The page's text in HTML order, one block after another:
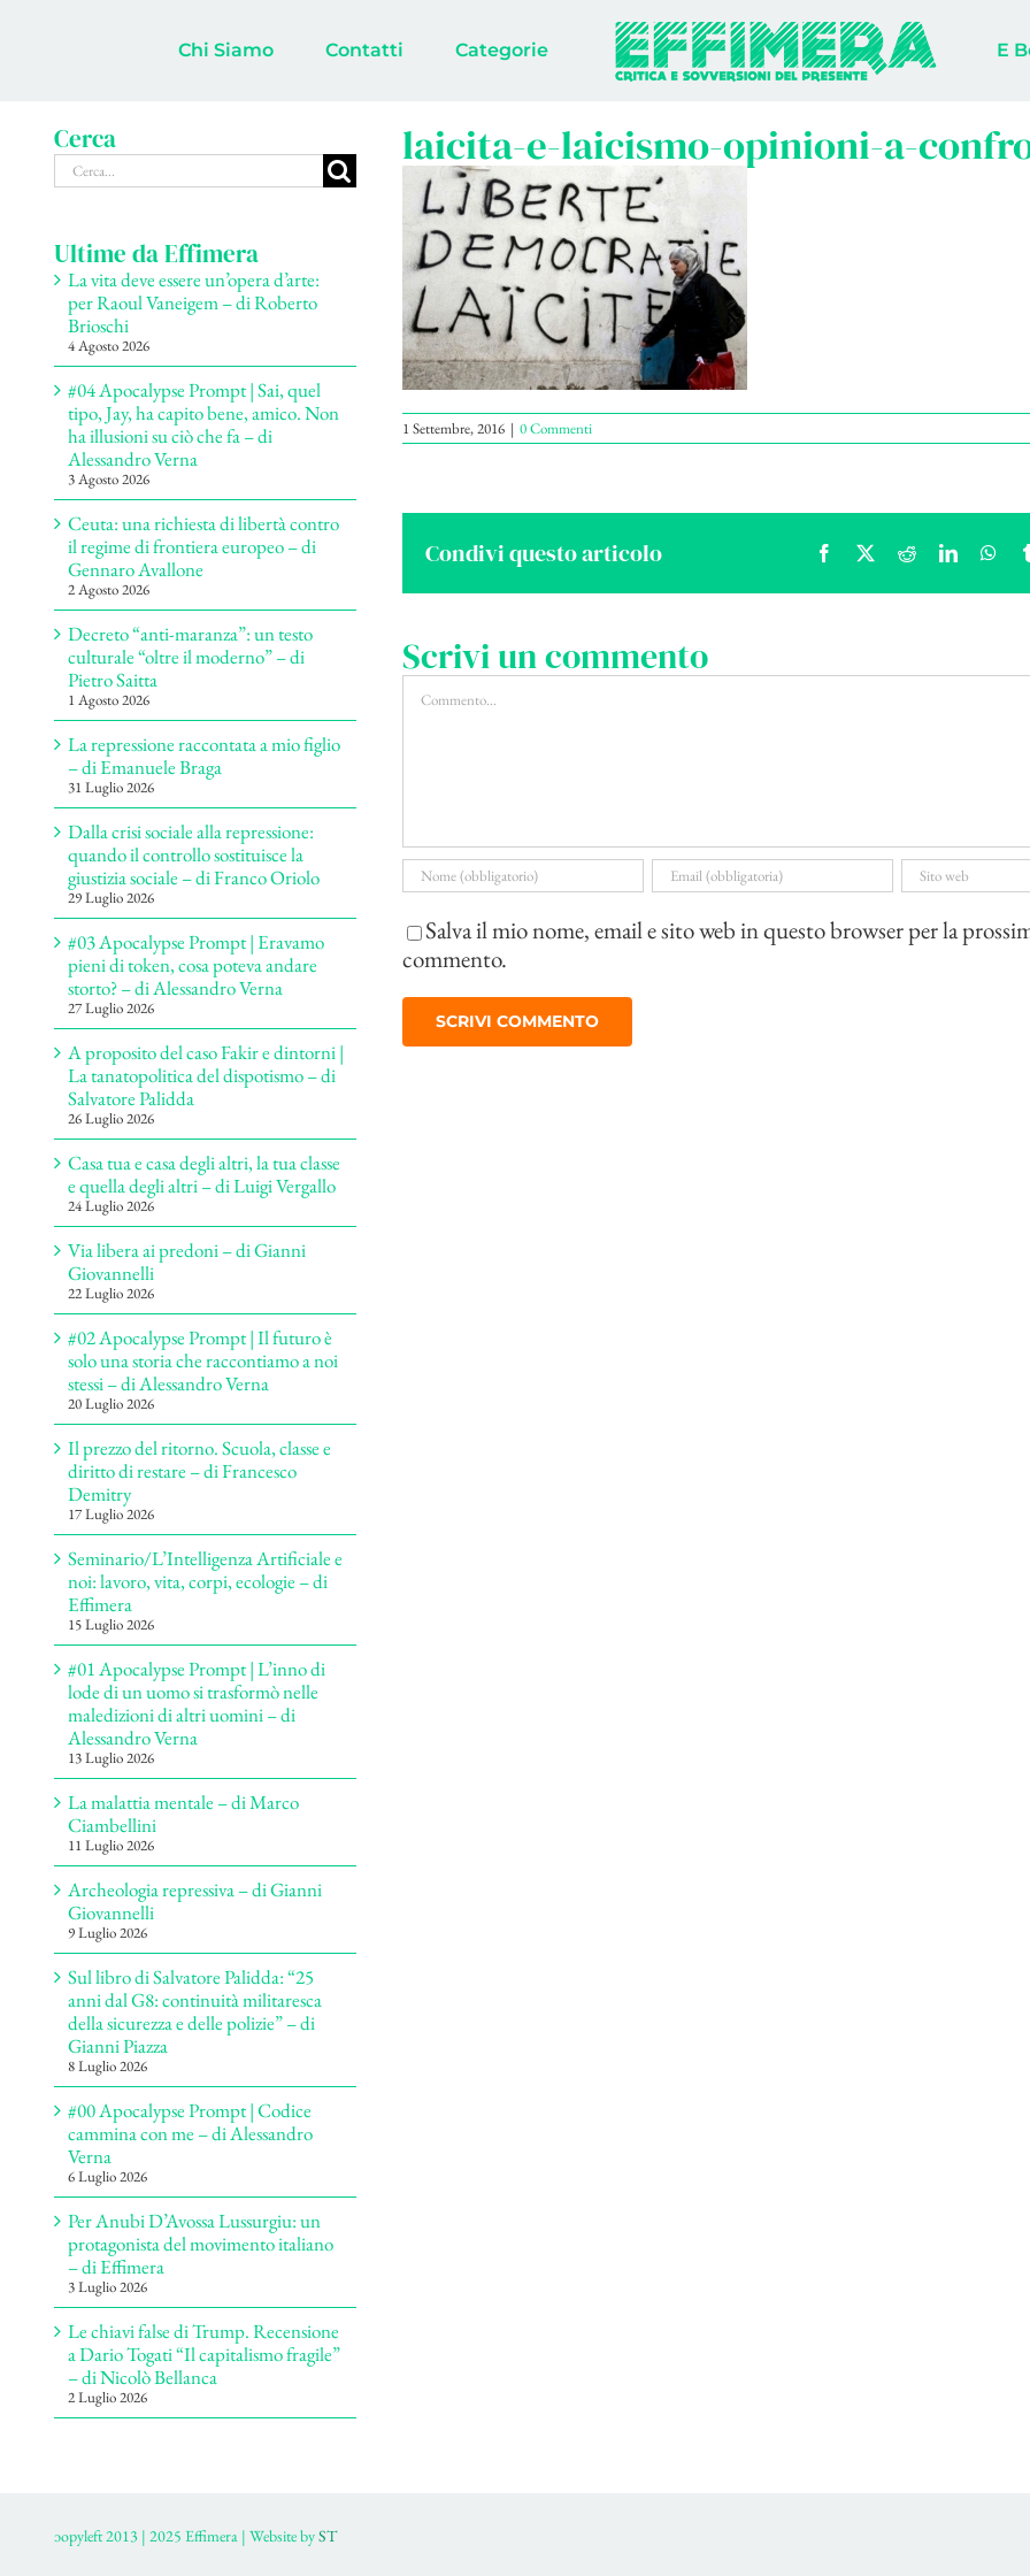
Chi Siamo Contatti Categorie E
laicita-e-laicismo-opinioni-a-
1 Settembre, 2016 | 0 Commenti
Condivi questo articolo Facebook
X RedditLinkedIn
Scrivi un commento
Commento
Salva il mio nome, email e sito web in questo browser per la
commento.
Cerca
Cerca
per:
Ultime da Effimera
La vita deve essere un’opera d’arte:
per Raoul Vaneigem – di Roberto
Brioschi
4 Agosto 2026
#04 Apocalypse Prompt | Sai, quel
tipo, Jay, ha capito bene, amico. Non
ha illusioni su ciò che fa – di
Alessandro Verna
3 Agosto 2026
Ceuta: una richiesta di libertà contro
il regime di frontiera europeo – di
Gennaro Avallone
2 Agosto 2026
Decreto “anti-maranza”: un testo
culturale “oltre il moderno” – di
Pietro Saitta
1 Agosto 2026
La repressione raccontata a mio figlio
– di Emanuele Braga
31 Luglio 2026
Dalla crisi sociale alla repressione:
quando il controllo sostituisce la
giustizia sociale – di Franco Oriolo
29 Luglio 2026
#03 Apocalypse Prompt | Eravamo
pieni di token, cosa poteva andare
storto? – di Alessandro Verna
27 Luglio 2026
A proposito del caso Fakir e dintorni |
La tanatopolitica del dispotismo – di
Salvatore Palidda
26 Luglio 2026
Casa tua e casa degli altri, la tua classe
e quella degli altri – di Luigi Vergallo
24 Luglio 2026
Via libera ai predoni – di Gianni
Giovannelli
22 Luglio 2026
#02 Apocalypse Prompt | Il futuro è
solo una storia che raccontiamo a noi
stessi – di Alessandro Verna
20 Luglio 2026
Il prezzo del ritorno. Scuola, classe e
diritto di restare – di Francesco
Demitry
17 Luglio 2026
Seminario/L’Intelligenza Artificiale e
noi: lavoro, vita, corpi, ecologie – di
Effimera
15 Luglio 2026
#01 Apocalypse Prompt | L’inno di
lode di un uomo si trasformò nelle
maledizioni di altri uomini – di
Alessandro Verna
13 Luglio 2026
La malattia mentale – di Marco
Ciambellini
11 Luglio 2026
Archeologia repressiva – di Gianni
Giovannelli
9 Luglio 2026
Sul libro di Salvatore Palidda: “25
anni dal G8: continuità militaresca
della sicurezza e delle polizie” – di
Gianni Piazza
8 Luglio 2026
#00 Apocalypse Prompt | Codice
cammina con me – di Alessandro
Verna
6 Luglio 2026
Per Anubi D’Avossa Lussurgiu: un
protagonista del movimento italiano
– di Effimera
3 Luglio 2026
Le chiavi false di Trump. Recensione
a Dario Togati “Il capitalismo fragile”
– di Nicolò Bellanca
2 Luglio 2026
ɔopyleft 2013 | 2025 Effimera | Website byST